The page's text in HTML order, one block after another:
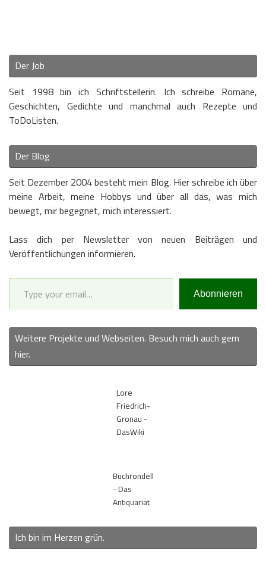
Der Job
Seit 1998 bin ich Schriftstellerin. Ich schreibe Romane,
Geschichten, Gedichte und manchmal auch Rezepte und
ToDoListen.
Der Blog
Seit Dezember 2004 besteht mein Blog. Hier schreibe ich über
meine Arbeit, meine Hobbys und über all das, was mich
bewegt, mir begegnet, mich interessiert.
Lass dich per Newsletter von neuen Beiträgen und
Veröffentlichungen informieren.
Type your email…
Abonnieren
Weitere Projekte und Webseiten. Besuch mich auch gern
hier.
Lore
Friedrich-
Gronau -
DasWiki
Buchrondell
- Das
Antiquariat
Ich bin im Herzen grün.